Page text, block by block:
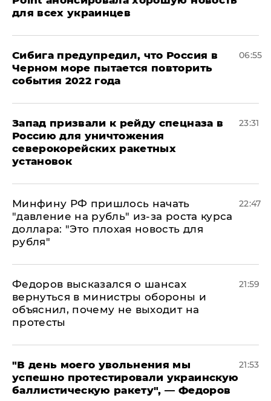
для всех украинцев
Сибига предупредил, что Россия в
Черном море пытается повторить
события 2022 года
06:55
Запад призвали к рейду спецназа в
Россию для уничтожения
северокорейских ракетных
установок
23:31
Минфину РФ пришлось начать
"давление на рубль" из-за роста курса
доллара: "Это плохая новость для
рубля"
22:47
Федоров высказался о шансах
вернуться в министры обороны и
объяснил, почему не выходит на
протесты
21:59
​"В день моего увольнения мы
успешно протестировали украинскую
баллистическую ракету", — Федоров
21:53